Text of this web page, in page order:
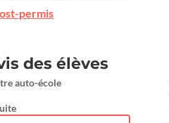
permis
des élèves
auto-école